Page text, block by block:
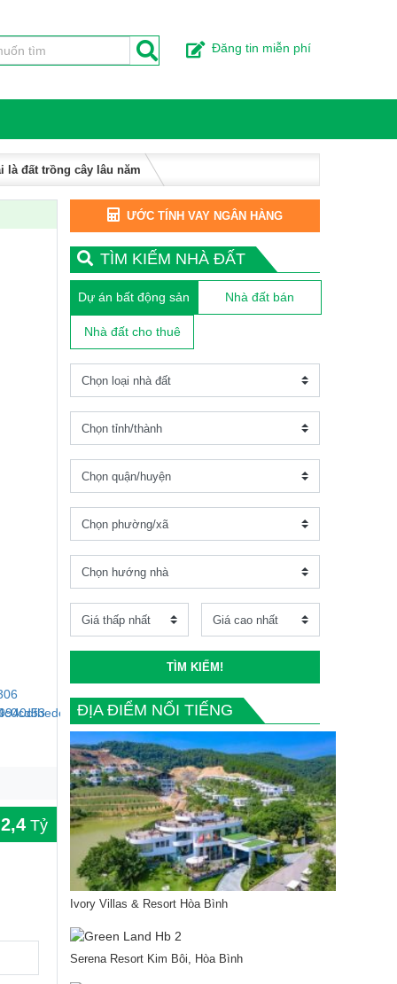
Đăng tin miễn phí
là đất trồng cây lâu năm
2,4 Tỷ
ƯỚC TÍNH VAY NGÂN HÀNG
TÌM KIẾM NHÀ ĐẤT
Dự án bất động sản Nhà đất bán
Nhà đất cho thuê
TÌM KIẾM!
ĐỊA ĐIỂM NỔI TIẾNG
Ivory Villas & Resort Hòa Bình
Serena Resort Kim Bôi, Hòa Bình